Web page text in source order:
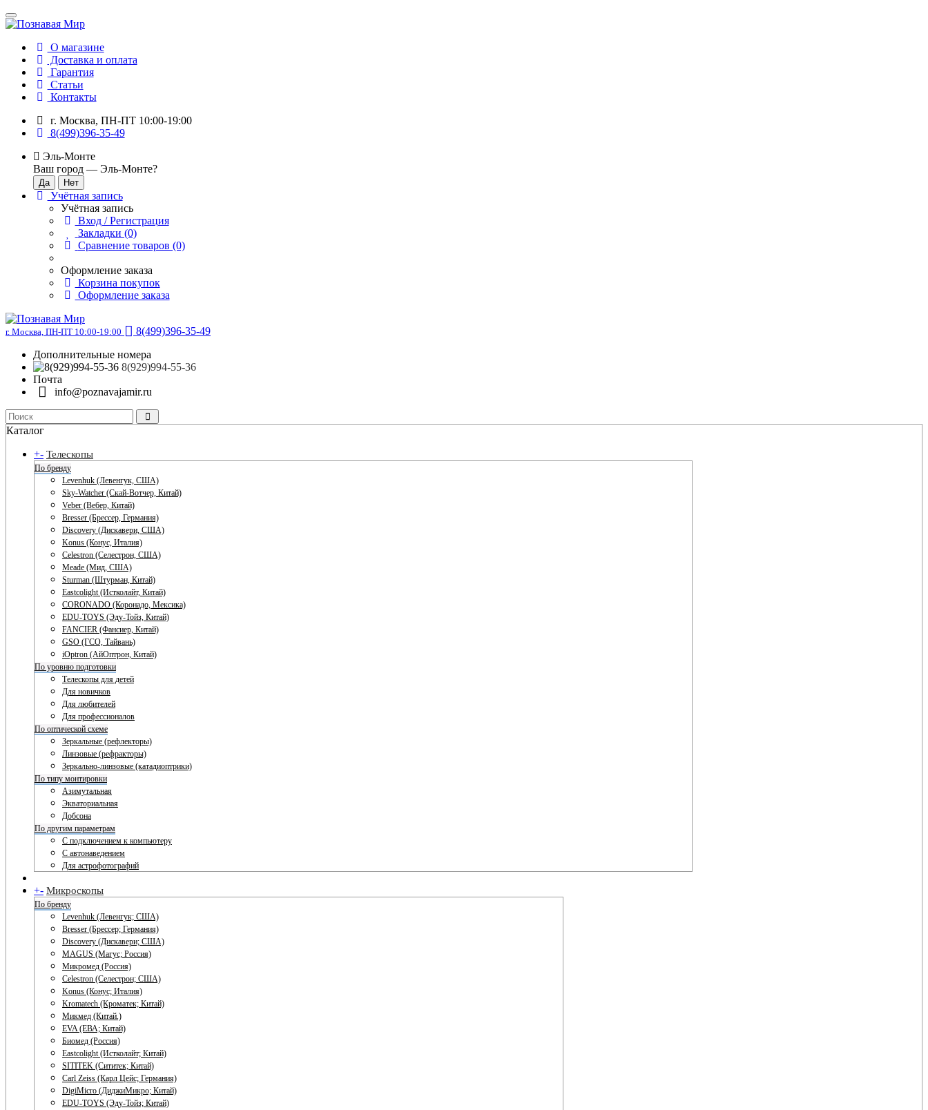
О магазине
Доставка и оплата
Гарантия
Статьи
Контакты
г. Москва, ПН-ПТ 10:00-19:00
8(499)396-35-49
Эль-Монте
Ваш город — Эль-Монте?
Учётная запись
Учётная запись
Вход / Регистрация
Закладки (0)
Сравнение товаров (0)
Оформление заказа
Корзина покупок
Оформление заказа
г. Москва, ПН-ПТ 10:00-19:00
8(499)396-35-49
Дополнительные номера
8(929)994-55-36
Почта
info@poznavajamir.ru
Каталог
+- Телескопы
По бренду
Levenhuk (Левенгук, США)
Sky-Watcher (Скай-Вотчер, Китай)
Veber (Вебер, Китай)
Bresser (Брессер, Германия)
Discovery (Дискавери, США)
Konus (Конус, Италия)
Celestron (Селестрон, США)
Meade (Мид, США)
Sturman (Штурман, Китай)
Eastcolight (Истколайт, Китай)
CORONADO (Коронадо, Мексика)
EDU-TOYS (Эду-Тойз, Китай)
FANCIER (Фансиер, Китай)
GSO (ГСО, Тайвань)
iOptron (АйОптрон, Китай)
По уровню подготовки
Телескопы для детей
Для новичков
Для любителей
Для профессионалов
По оптической схеме
Зеркальные (рефлекторы)
Линзовые (рефракторы)
Зеркально-линзовые (катадиоптрики)
По типу монтировки
Азимутальная
Экваториальная
Добсона
По другим параметрам
С подключением к компьютеру
С автонаведением
Для астрофотографий
+- Микроскопы
По бренду
Levenhuk (Левенгук; США)
Bresser (Брессер; Германия)
Discovery (Дискавери; США)
MAGUS (Магус; Россия)
Микромед (Россия)
Celestron (Селестрон; США)
Konus (Конус; Италия)
Kromatech (Кроматек; Китай)
Микмед (Китай.)
EVA (ЕВА; Китай)
Биомед (Россия)
Eastcolight (Истколайт; Китай)
SITITEK (Сититек; Китай)
Carl Zeiss (Карл Цейс; Германия)
DigiMicro (ДиджиМикро; Китай)
EDU-TOYS (Эду-Тойз; Китай)